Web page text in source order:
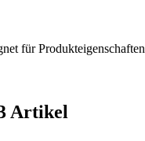
für Produkteigenschaften
Artikel